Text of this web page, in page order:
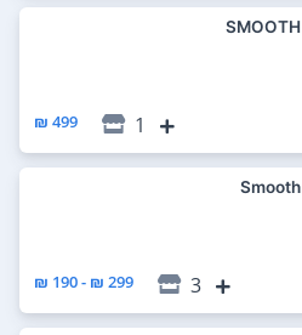
1
499 ₪
3
299 ₪ - 190 ₪